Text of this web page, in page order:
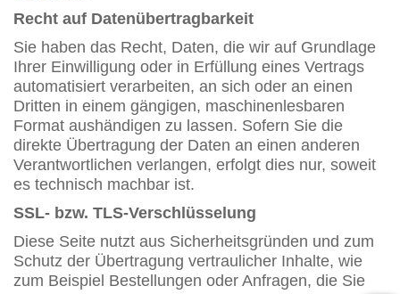
Recht auf Datenübertragbarkeit
Sie haben das Recht, Daten, die wir auf Grundlage
Ihrer Einwilligung oder in Erfüllung eines Vertrags
automatisiert verarbeiten, an sich oder an einen
Dritten in einem gängigen, maschinenlesbaren
Format aushändigen zu lassen. Sofern Sie die
direkte Übertragung der Daten an einen anderen
Verantwortlichen verlangen, erfolgt dies nur, soweit
es technisch machbar ist.
SSL- bzw. TLS-Verschlüsselung
Diese Seite nutzt aus Sicherheitsgründen und zum
Schutz der Übertragung vertraulicher Inhalte, wie
zum Beispiel Bestellungen oder Anfragen, die Sie